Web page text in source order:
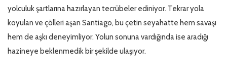
yolculuk şartlarına hazırlayan tecrübeler ediniyor. Tekrar yola
koyulan ve çölleri aşan Santiago, bu çetin seyahatte hem savaşı
hem de aşkı deneyimliyor. Yolun sonuna vardığında ise aradığı
hazineye beklenmedik bir şekilde ulaşıyor.